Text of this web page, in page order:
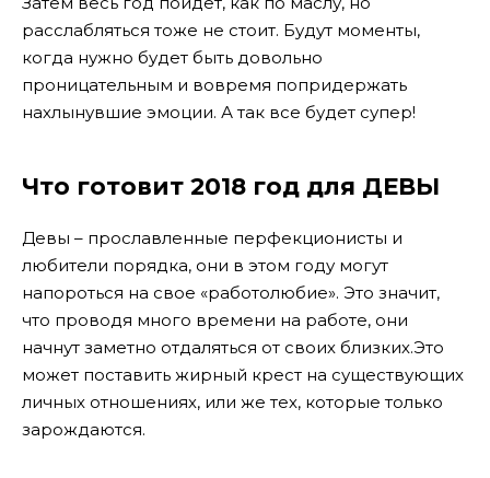
расслабляться тоже не стоит. Будут моменты,
когда нужно будет быть довольно
проницательным и вовремя попридержать
нахлынувшие эмоции. А так все будет супер!
Что готовит 2018 год для ДЕВЫ
Девы – прославленные перфекционисты и
любители порядка, они в этом году могут
напороться на свое «работолюбие». Это значит,
что проводя много времени на работе, они
начнут заметно отдаляться от своих близких.Это
может поставить жирный крест на существующих
личных отношениях, или же тех, которые только
зарождаются.